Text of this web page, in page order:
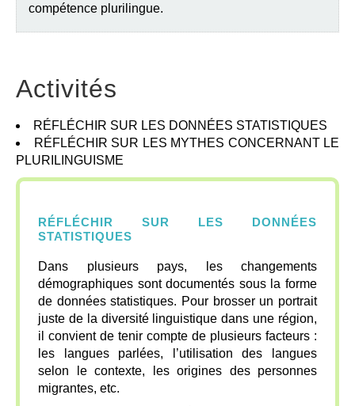
compétence plurilingue.
Activités
RÉFLÉCHIR SUR LES DONNÉES STATISTIQUES
RÉFLÉCHIR SUR LES MYTHES CONCERNANT LE
PLURILINGUISME
RÉFLÉCHIR SUR LES DONNÉES
STATISTIQUES
Dans plusieurs pays, les changements
démographiques sont documentés sous la forme
de données statistiques. Pour brosser un portrait
juste de la diversité linguistique dans une région,
il convient de tenir compte de plusieurs facteurs :
les langues parlées, l’utilisation des langues
selon le contexte, les origines des personnes
migrantes, etc.